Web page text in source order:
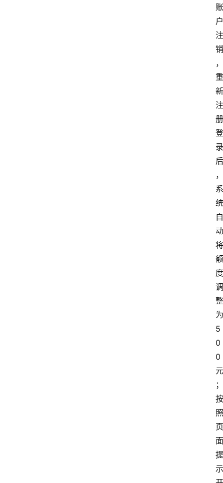
账
户
注
销
，
重
新
注
册
登
录
后
，
系
统
自
动
将
额
度
调
整
为
5
0
0
元
；
按
照
页
面
提
示